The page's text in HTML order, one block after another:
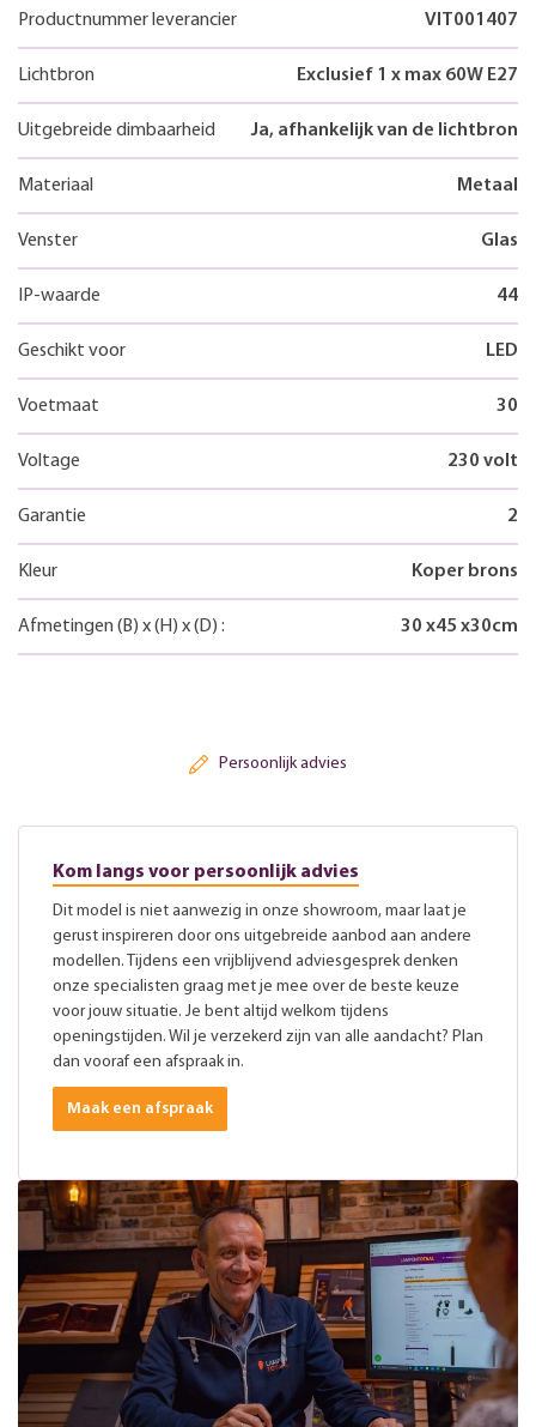
Productnummer leverancier VIT001407
Lichtbron Exclusief 1 x max 60W E27
Uitgebreide dimbaarheid Ja, afhankelijk van de lichtbron
Materiaal Metaal
Venster Glas
IP-waarde 44
Geschikt voor LED
Voetmaat 30
Voltage 230 volt
Garantie 2
Kleur Koper brons
Afmetingen (B) x(H) x(D) : 30 x45 x30cm
Persoonlijk advies
Kom langs voor persoonlijk advies
Dit model is niet aanwezig in onze showroom, maar laat je
gerust inspireren door ons uitgebreide aanbod aan andere
modellen. Tijdens een vrijblijvend adviesgesprek denken
onze specialisten graag met je mee over de beste keuze
voor jouw situatie. Je bent altijd welkom tijdens
openingstijden. Wil je verzekerd zijn van alle aandacht? Plan
dan vooraf een afspraak in.
Maak een afspraak